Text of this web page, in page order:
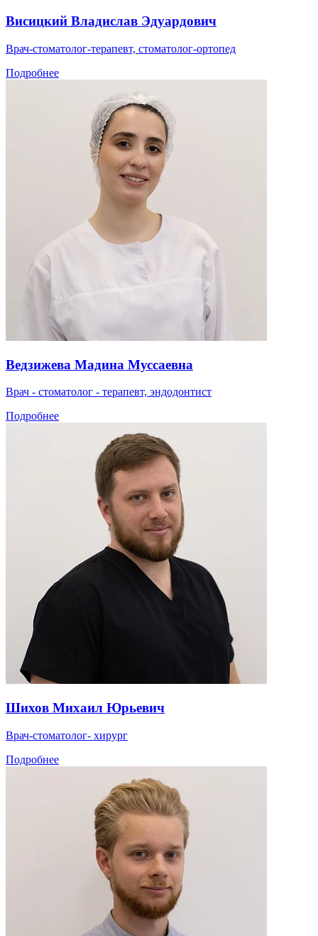
Висицкий Владислав Эдуардович
Врач-стоматолог-терапевт, стоматолог-ортопед
Подробнее
Ведзижева Мадина Муссаевна
Врач - стоматолог - терапевт, эндодонтист
Подробнее
Шихов Михаил Юрьевич
Врач-стоматолог- хирург
Подробнее